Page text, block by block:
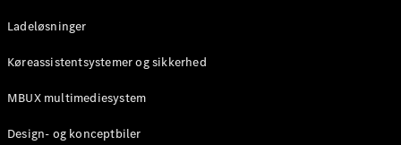
Ladeløsninger
Køreassistentsystemer og sikkerhed
MBUX multimediesystem
Design- og konceptbiler